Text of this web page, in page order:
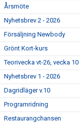
Årsmöte
Nyhetsbrev 2 - 2026
Försäljning Newbody
Grönt Kort-kurs
Teorivecka vt-26, vecka 10
Nyhetsbrev 1 - 2026
Dagridläger v.10
Programridning
Restaurangchansen